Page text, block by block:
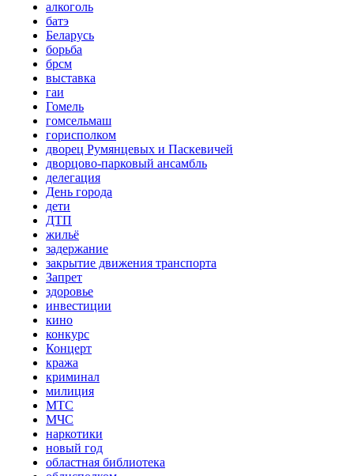
алкоголь
батэ
Беларусь
борьба
брсм
выставка
гаи
Гомель
гомсельмаш
горисполком
дворец Румянцевых и Паскевичей
дворцово-парковый ансамбль
делегация
День города
дети
ДТП
жильё
задержание
закрытие движения транспорта
Запрет
здоровье
инвестиции
кино
конкурс
Концерт
кража
криминал
милиция
МТС
МЧС
наркотики
новый год
областная библиотека